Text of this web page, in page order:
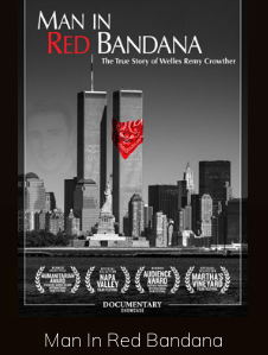
Man In Red Bandana